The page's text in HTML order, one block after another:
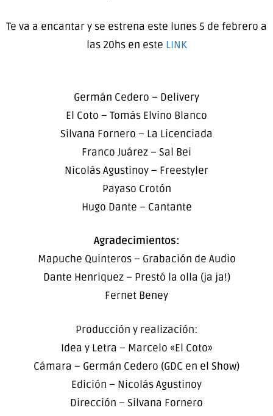
Te va a encantar y se estrena este lunes 5 de febrero a
las 20hs en este LINK
Germán Cedero – Delivery
El Coto – Tomás Elvino Blanco
Silvana Fornero – La Licenciada
Franco Juárez – Sal Bei
Nicolás Agustinoy – Freestyler
Payaso Crotón
Hugo Dante – Cantante
Agradecimientos:
Mapuche Quinteros – Grabación de Audio
Dante Henriquez – Prestó la olla (ja ja!)
Fernet Beney
Producción y realización:
Idea y Letra – Marcelo «El Coto»
Cámara – Germán Cedero (GDC en el Show)
Edición – Nicolás Agustinoy
Dirección – Silvana Fornero